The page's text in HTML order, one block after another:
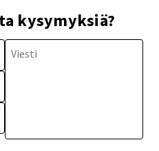
kysymyksiä?